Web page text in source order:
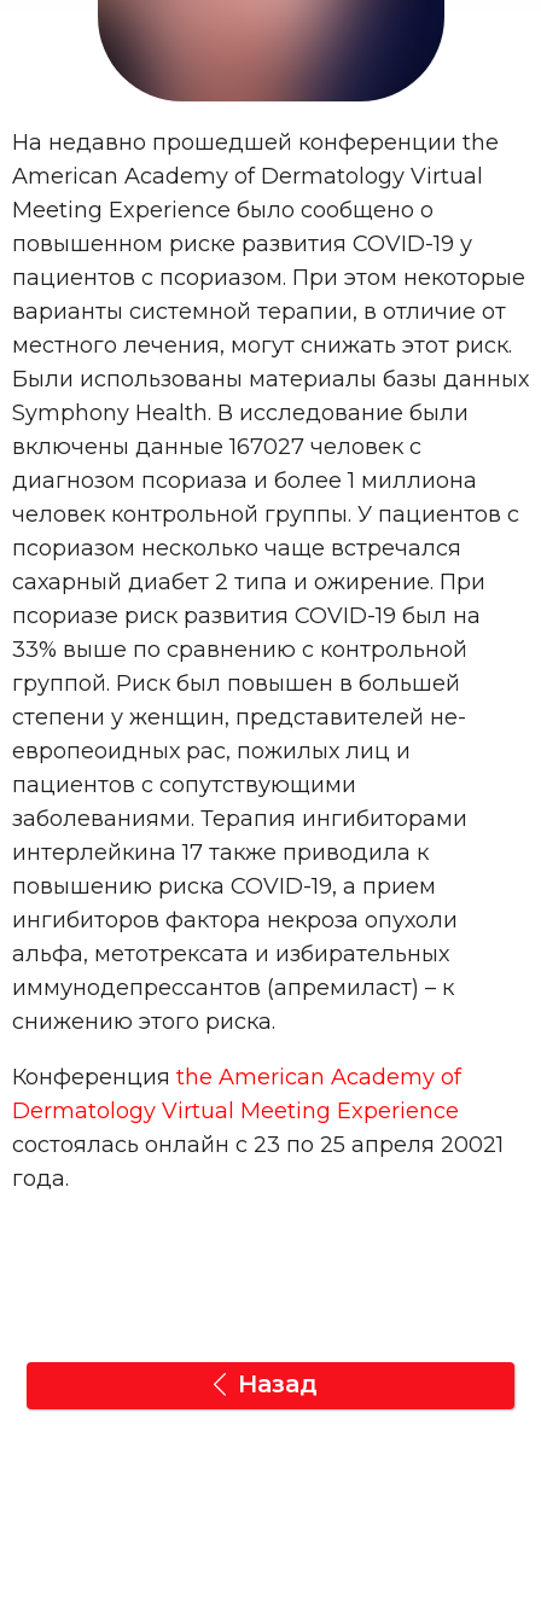
На недавно прошедшей конференции the
American Academy of Dermatology Virtual
Meeting Experience было сообщено о
повышенном риске развития COVID-19 у
пациентов с псориазом. При этом некоторые
варианты системной терапии, в отличие от
местного лечения, могут снижать этот риск.
Были использованы материалы базы данных
Symphony Health. В исследование были
включены данные 167027 человек с
диагнозом псориаза и более 1 миллиона
человек контрольной группы. У пациентов с
псориазом несколько чаще встречался
сахарный диабет 2 типа и ожирение. При
псориазе риск развития COVID-19 был на
33% выше по сравнению с контрольной
группой. Риск был повышен в большей
степени у женщин, представителей не-
европеоидных рас, пожилых лиц и
пациентов с сопутствующими
заболеваниями. Терапия ингибиторами
интерлейкина 17 также приводила к
повышению риска COVID-19, а прием
ингибиторов фактора некроза опухоли
альфа, метотрексата и избирательных
иммунодепрессантов (апремиласт) – к
снижению этого риска.
Конференция the American Academy of
Dermatology Virtual Meeting Experience
состоялась онлайн с 23 по 25 апреля 20021
года.
Назад